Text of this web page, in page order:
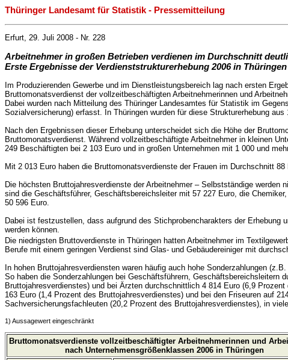
Thüringer Landesamt für Statistik - Pressemitteilung
Erfurt, 29. Juli 2008 - Nr. 228
Arbeitnehmer in großen Betrieben verdienen im Durchschnitt
Erste Ergebnisse der Verdienststrukturerhebung 2006 in Thüringen
Im Produzierenden Gewerbe und im Dienstleistungsbereich lag nach ersten
Bruttomonatsverdienst der vollzeitbeschäftigten Arbeitnehmerinnen und
Dabei wurden nach Mitteilung des Thüringer Landesamtes für Statistik im
Sozialversicherung) erfasst. In Thüringen wurden für diese Strukturerhebung
Nach den Ergebnissen dieser Erhebung unterscheidet sich die Höhe der
Bruttomonatsverdienst. Während vollzeitbeschäftigte Arbeitnehmer in kleinen
249 Beschäftigten bei 2 103 Euro und in großen Unternehmen mit 1 000 und
Mit 2 013 Euro haben die Bruttomonatsverdienste der Frauen im Durchschnitt
Die höchsten Bruttojahresverdienste der Arbeitnehmer – Selbstständige
sind die Geschäftsführer, Geschäftsbereichsleiter mit 57 227 Euro, die
50 596 Euro.
Dabei ist festzustellen, dass aufgrund des Stichprobencharakters der
werden können.
Die niedrigsten Bruttoverdienste in Thüringen hatten Arbeitnehmer im
Berufe mit einem geringen Verdienst sind Glas- und Gebäudereiniger mit
In hohen Bruttojahresverdiensten waren häufig auch hohe Sonderzahlungen
So haben die Sonderzahlungen bei Geschäftsführern, Geschäftsbereichsleitern
Bruttojahresverdienstes) und bei Ärzten durchschnittlich 4 814 Euro (6,9
163 Euro (1,4 Prozent des Bruttojahresverdienstes) und bei den Friseuren auf
Sachversicherungsfachleuten (20,2 Prozent des Bruttojahresverdienstes), in
1) Aussagewert eingeschränkt
Bruttomonatsverdienste vollzeitbeschäftigter Arbeitnehmerinnen und
nach Unternehmensgrößenklassen 2006 in Thüringen